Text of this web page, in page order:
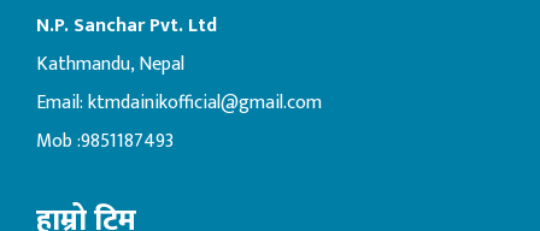
N.P. Sanchar Pvt. Ltd
Kathmandu, Nepal
Email:ktmdainikofficial@gmail.com
Mob :9851187493
हाम्रो टिम